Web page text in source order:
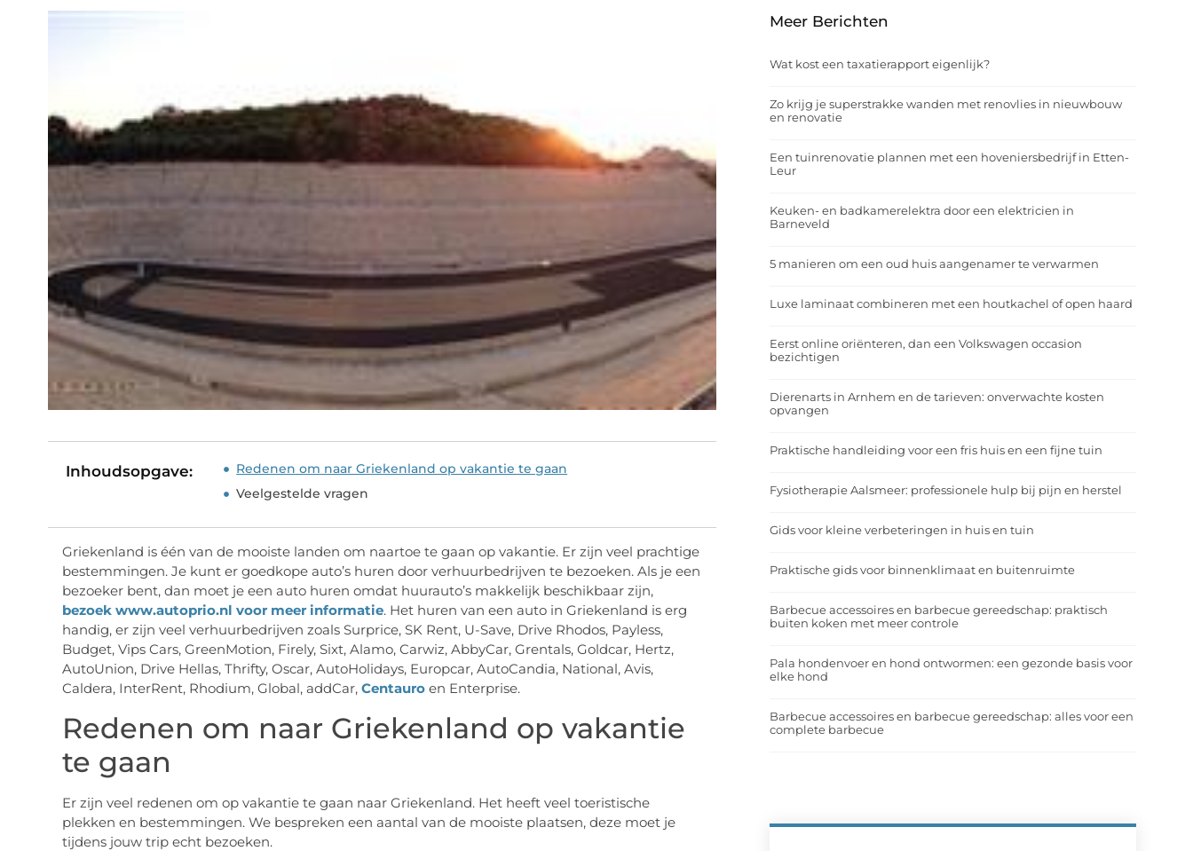
Inhoudsopgave:
Redenen om naar Griekenland op vakantie te gaan
Veelgestelde vragen
Griekenland is één van de mooiste landen om naartoe te gaan op vakantie. Er zijn veel prachtige
bestemmingen. Je kunt er goedkope auto’s huren door verhuurbedrijven te bezoeken. Als je een
bezoeker bent, dan moet je een auto huren omdat huurauto’s makkelijk beschikbaar zijn,
bezoek www.autoprio.nl voor meer informatie. Het huren van een auto in Griekenland is erg
handig, er zijn veel verhuurbedrijven zoals Surprice, SK Rent, U-Save, Drive Rhodos, Payless,
Budget, Vips Cars, GreenMotion, Firely, Sixt, Alamo, Carwiz, AbbyCar, Grentals, Goldcar, Hertz,
AutoUnion, Drive Hellas, Thrifty, Oscar, AutoHolidays, Europcar, AutoCandia, National, Avis,
Caldera, InterRent, Rhodium, Global, addCar, Centauroen Enterprise.
Redenen om naar Griekenland op vakantie
te gaan
Er zijn veel redenen om op vakantie te gaan naar Griekenland. Het heeft veel toeristische
plekken en bestemmingen. We bespreken een aantal van de mooiste plaatsen, deze moet je
tijdens jouw trip echt bezoeken.
Meer Berichten
Wat kost een taxatierapport eigenlijk?
Zo krijg je superstrakke wanden met renovlies in nieuwbouw
en renovatie
Een tuinrenovatie plannen met een hoveniersbedrijf in Etten-
Leur
Keuken- en badkamerelektra door een elektricien in
Barneveld
5 manieren om een oud huis aangenamer te verwarmen
Luxe laminaat combineren met een houtkachel of open haard
Eerst online oriënteren, dan een Volkswagen occasion
bezichtigen
Dierenarts in Arnhem en de tarieven: onverwachte kosten
opvangen
Praktische handleiding voor een fris huis en een fijne tuin
Fysiotherapie Aalsmeer: professionele hulp bij pijn en herstel
Gids voor kleine verbeteringen in huis en tuin
Praktische gids voor binnenklimaat en buitenruimte
Barbecue accessoires en barbecue gereedschap: praktisch
buiten koken met meer controle
Pala hondenvoer en hond ontwormen: een gezonde basis voor
elke hond
Barbecue accessoires en barbecue gereedschap: alles voor een
complete barbecue